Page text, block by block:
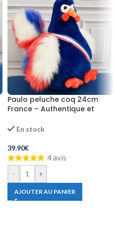
Paulo peluche coq 24cm
France – Authentique et
En stock
39.90€
4 avis
- +
AJOUTER AU PANIER